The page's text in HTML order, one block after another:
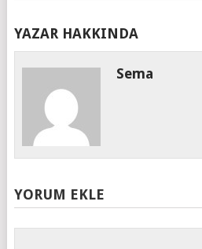
YAZAR HAKKINDA
Sema
YORUM EKLE